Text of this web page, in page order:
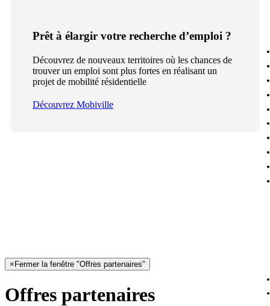
Prêt à élargir votre recherche d’emploi ?
Découvrez de nouveaux territoires où les chances de
trouver un emploi sont plus fortes en réalisant un
projet de mobilité résidentielle
Découvrez Mobiville
× Fermer la fenêtre "Offres partenaires"
Offres partenaires